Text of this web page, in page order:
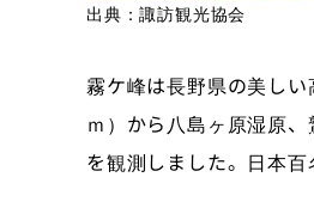
出典：諏訪観光協会
霧ケ峰は長野県の美し
ｍ）から八島ヶ原湿原
を観測しました。日本百